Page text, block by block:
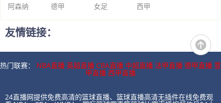
阿森纳
德甲 女足 西甲
友情链接：
热门联赛： NBA直播 英超直播 CBA直播 中超直播 法甲直播 德甲直播 意
甲直播 西甲直播
24直播网提供免费高清的篮球直播、篮球直播高清无插件在线免费观